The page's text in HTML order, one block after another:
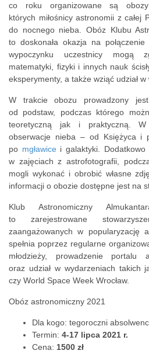
co roku organizowane są obozy
których miłośnicy astronomii z całej
do nocnego nieba. Obóz Klubu
to doskonała okazja na
wypoczynku uczestnicy mogą
matematyki, fizyki i innych nauk
eksperymenty, a także wziąć udział
W trakcie obozu prowadzony
od podstaw, podczas którego
teoretyczną jak i praktyczną.
obserwacje nieba – od Księżyca i
po mgławice i galaktyki. Dodatkowo
w zajęciach z astrofotografii,
mogli wykonać i obrobić własne
informacji o obozie dostępne jest na
Klub Astronomiczny
to zarejestrowane
zaangażowanych w popularyzację
spełnia poprzez regularne
młodzieży, prowadzenie portalu
oraz udział w wydarzeniach takich
czy World Space Week Wrocław.
Obóz astronomiczny 2021
Dla kogo: tegoroczni
Termin: 4-17 lipca 2021 r.
Cena: 1500 zł